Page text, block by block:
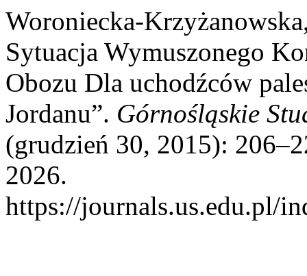
Sytuacja Wymuszonego
Obozu Dla uchodźców
Jordanu”. Górnośląskie
(grudzień 30, 2015):
2026.
https://journals.us.edu.pl/